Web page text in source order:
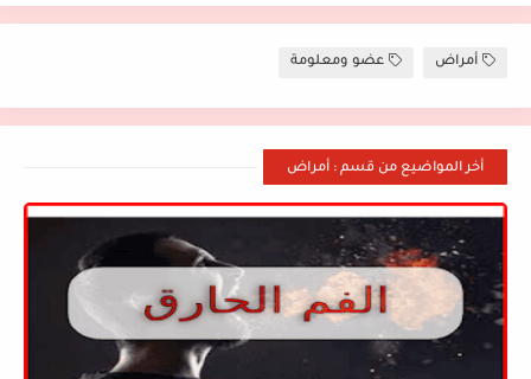
أمراض عضو ومعلومة
أخر المواضيع من قسم : أمراض